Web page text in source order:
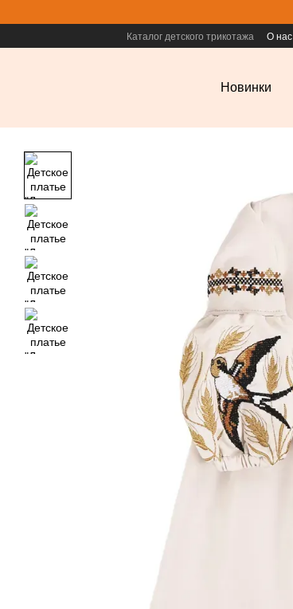
Каталог детского трикотажа О нас
Новинки